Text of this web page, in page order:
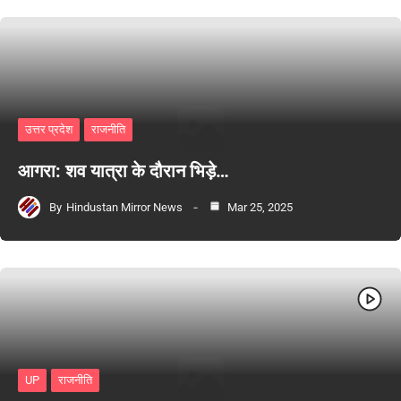
उत्तर प्रदेश राजनीति
आगरा: शव यात्रा के दौरान भिड़े…
By Hindustan Mirror News Mar 25, 2025
UP राजनीति